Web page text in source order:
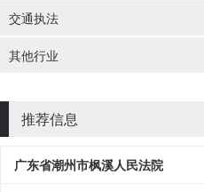
交通执法
其他行业
推荐信息
广东省潮州市枫溪人民法院